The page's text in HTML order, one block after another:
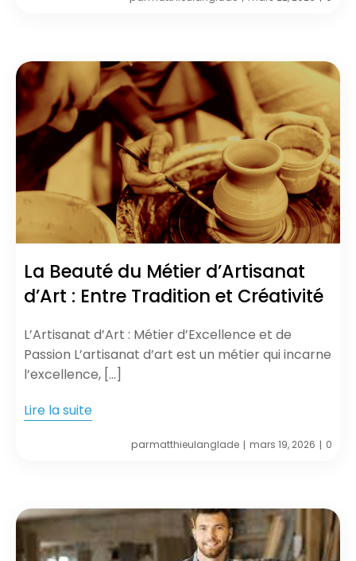
La Beauté du Métier d’Artisanat
d’Art : Entre Tradition et Créativité
L’Artisanat d’Art : Métier d’Excellence et de
Passion L’artisanat d’art est un métier qui incarne
l’excellence, […]
Lire la suite
parmatthieulanglade | mars 19, 2026 | 0